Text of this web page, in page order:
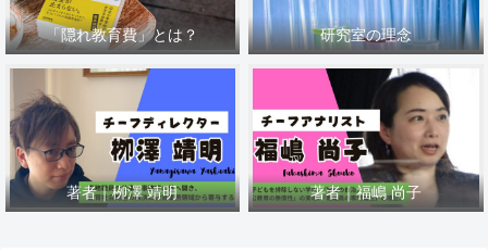
「隠れ教育費」とは？ 研究室の理念
著者｜栁澤 靖明 著者｜福嶋 尚子